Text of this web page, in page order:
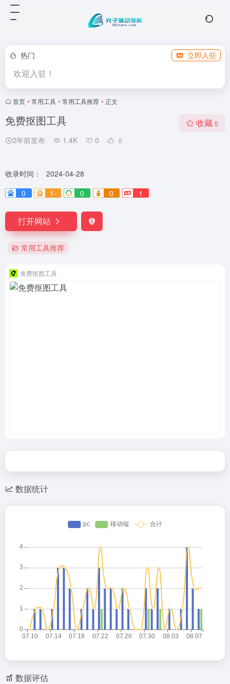
热门 立即入驻
欢迎入驻！
首页 • 常用工具 • 常用工具推荐 • 正文
免费抠图工具
2年前发布 1.4K 0 0
收藏 0
收录时间：
2024-04-28
0
1- 0 0 1
打开网站
常用工具推荐
免费抠图工具
数据统计
数据评估